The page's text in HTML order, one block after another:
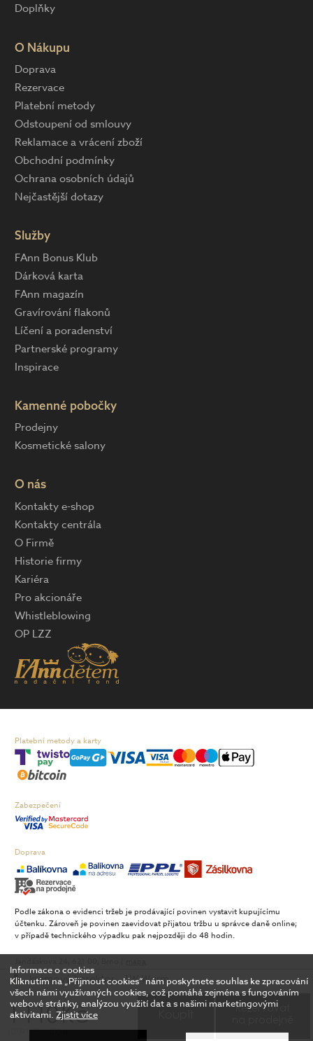
krémový korektor - 1W Warm
1 110 Kč
10 091 Kč / 100 ml
Rezervovat
Informace o cookies
Kliknutím na „Přijmout cookies“ nám poskytnete souhlas ke zpracování
všech námi využívaných cookies, což pomáhá zejména s fungováním
webové stránky, analýzou využití dat a s našimi marketingovými
aktivitami. Zjistit více
Doplňky
O Nákupu
Doprava
Rezervace
Platební metody
Odstoupení od smlouvy
Reklamace a vrácení zboží
Obchodní podmínky
Ochrana osobních údajů
Nejčastější dotazy
Služby
FAnn Bonus Klub
Dárková karta
FAnn magazín
Gravírování flakonů
Líčení a poradenství
Partnerské programy
Inspirace
Kamenné pobočky
Prodejny
Kosmetické salony
O nás
Kontakty e-shop
Kontakty centrála
O Firmě
Historie firmy
Kariéra
Pro akcionáře
Whistleblowing
OP LZZ
Platební metody a karty
Zabezpečení
Doprava
Podle zákona o evidenci tržeb je prodávající povinen vystavit kupujícímu
účtenku. Zároveň je povinen zaevidovat přijatou tržbu u správce daně online;
v případě technického výpadku pak nejpozději do 48 hodin.
Copyright © 2026 FAnn Retail, a.s. | Spravuje Digitální agentura